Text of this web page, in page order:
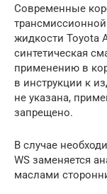
Современные
жидкости Toyota
синтетическая
применению в
в инструкции к
не указана,
запрещено.
В случае
WS заменяется
маслами